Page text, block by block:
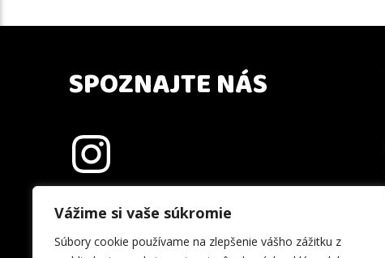
Vážime si vaše súkromie
Súbory cookie používame na zlepšenie vášho zážitku z
SPOZNAJTE NÁS